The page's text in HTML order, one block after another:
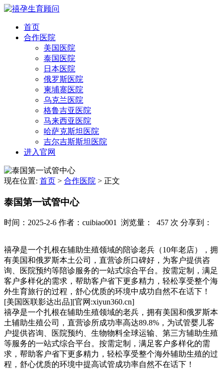
首页
合作医院
美国医院
泰国医院
日本医院
俄罗斯医院
柬埔寨医院
乌克兰医院
格鲁吉亚医院
马来西亚医院
哈萨克斯坦医院
吉尔吉斯斯坦医院
进入官网
现在位置: 首页 > 合作医院 > 正文
泰国第一试管中心
时间：2025-2-6 作者：cuibiao001 浏览量： 457 次 分享到：
禧孕是一个扎根在辅助生殖领域的陪诊老兵（10年老店），拥
有美国和俄罗斯本土公司，直营诊所口碑好，为客户提供咨
询、医院预约等陪诊服务的一站式综合平台。按需定制，满足
客户多样化的需求，帮助客户省下更多精力，轻松享受整个海
外生育旅行的过程，舒心优质的环境中成功自然不在话下！
[美国医联影达出品][官网:xiyun360.cn]
禧孕是一个扎根在辅助生殖领域的老兵，拥有美国和俄罗斯本
土辅助生殖公司，直营诊所成功率高达89.8%，为试管婴儿客
户提供咨询、医院预约、生物物料全球运输、第三方辅助生殖
等服务的一站式综合平台。按需定制，满足客户多样化的需
求，帮助客户省下更多精力，轻松享受整个海外辅助生殖的过
程，舒心优质的环境中提高试管成功率自然不在话下！